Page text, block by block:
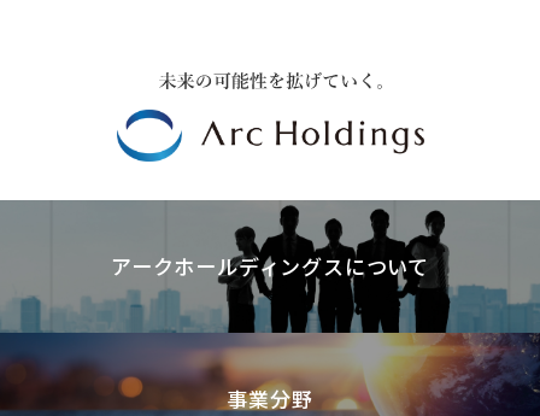
アークホールディングスについて
事業分野